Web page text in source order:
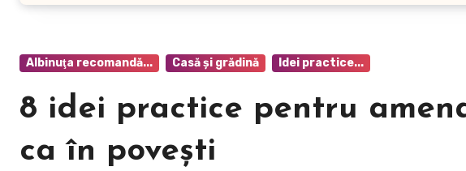
Albinuţa recomandă... Casă şi grădină Idei practice...
8 idei practice pentru
ca în poveşti